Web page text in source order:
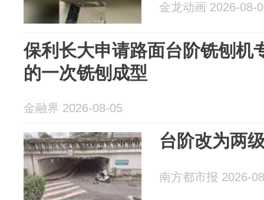
金龙动画 2026-08-
保利长大申请路面台阶铣刨机
的一次铣刨成型
金融界 2026-08-05
台阶改为两
南方都市报 2026-